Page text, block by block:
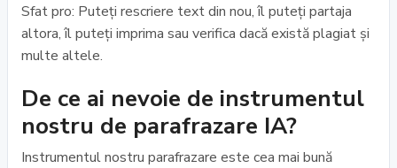
Sfat pro: Puteți rescriere text din nou, îl puteți partaja
altora, îl puteți imprima sau verifica dacă există plagiat și
multe altele.
De ce ai nevoie de instrumentul
nostru de parafrazare IA?
Instrumentul nostru parafrazare este cea mai bună